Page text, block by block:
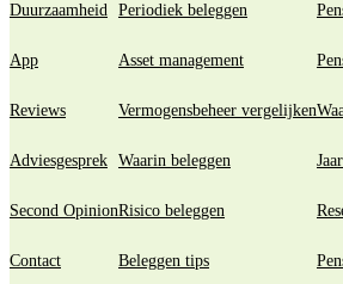
Duurzaamheid
App
Reviews
Adviesgesprek
Second Opinion
Contact
Periodiek beleggen
Asset management
Vermogensbeheer vergelijken
Waarin beleggen
Risico beleggen
Beleggen tips